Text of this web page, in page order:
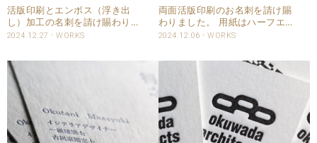
活版印刷とエンボス（浮き出
し）加工の名刺を請け賜わりま
した。 用紙は地券紙を使用いた
はスミと銀で印刷しました。 銀
で印刷の部分をエンボス加工に
て浮き出ししました。 CAPPAN
STUDIO..
2024.12.27 WORKS
両面活版印刷のお名刺を請け賜
わりました。 用紙はハーフエア
コットンを使用して、両面活版
圧は両面共に裏面に干渉しない
程度で出来上がり強めで印圧を
様 商品：名刺 サ..
2024.12.06 WORKS